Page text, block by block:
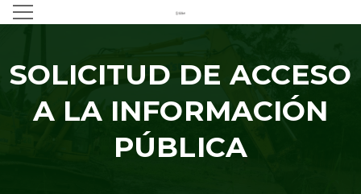
SOLICITUD DE ACCESO
A LA INFORMACIÓN
PÚBLICA